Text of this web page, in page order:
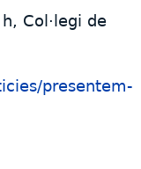
Col·legi de
presentem-